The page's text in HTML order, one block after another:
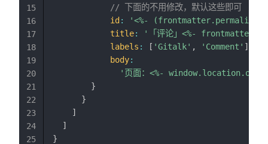
// 下面的不用修改，默认这些即可
id:
'<%-
title:
'「评论」<%-
labels : [ 'Gitalk' , 'Comment' ]
body:
'页面：<%-
}
}
]
]
}
15
16
17
18
19
20
21
22
23
24
25